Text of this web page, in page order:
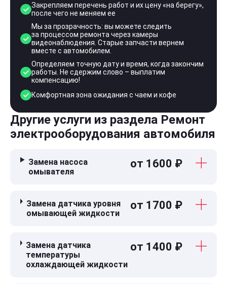
Закрепляем перечень работ и их цену «на берегу»,
после чего не меняем ее
Мы за прозрачность: вы можете следить
за процессом ремонта через камеры
видеонаблюдения. Старые запчасти вернем
вместе с автомобилем.
Определяем точную дату и время, когда закончим
работы. Не сдержим слово – выплатим
компенсацию!
Комфортная зона ожидания с чаем и кофе
Другие услуги из раздела Ремонт
электрооборудования автомобиля
Замена насоса
омывателя
от 1600 ₽
Замена датчика уровня
омывающей жидкости
от 1700 ₽
Замена датчика
температуры
охлаждающей жидкости
от 1400 ₽